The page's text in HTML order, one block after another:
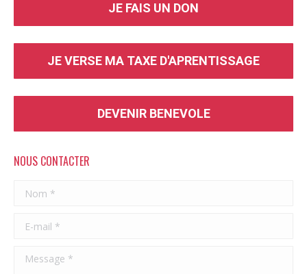
JE FAIS UN DON
JE VERSE MA TAXE D'APRENTISSAGE
DEVENIR BENEVOLE
NOUS CONTACTER
Nom *
E-mail *
Message *